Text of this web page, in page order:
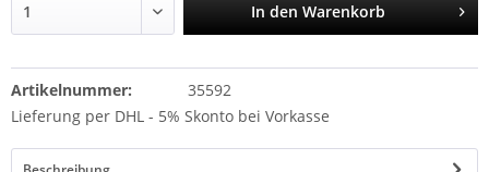
In den Warenkorb
Artikelnummer:
35592
Lieferung per DHL - 5% Skonto bei Vorkasse